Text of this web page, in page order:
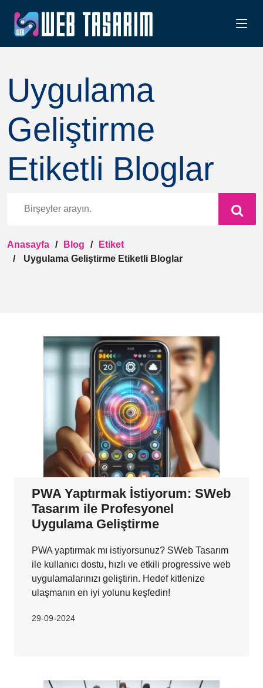
Uygulama
Geliştirme
Etiketli Bloglar
Anasayfa Blog
Etiket
Uygulama Geliştirme Etiketli Bloglar
PWA Yaptırmak İstiyorum: SWeb
Tasarım ile Profesyonel
Uygulama Geliştirme
PWA yaptırmak mı istiyorsunuz? SWeb Tasarım
ile kullanıcı dostu, hızlı ve etkili progressive web
uygulamalarınızı geliştirin. Hedef kitlenize
ulaşmanın en iyi yolunu keşfedin!
29-09-2024